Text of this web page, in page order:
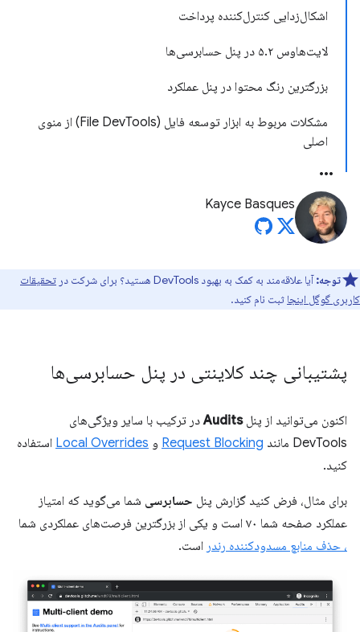
اشکال‌زدایی کنترل‌کننده پرداخت
لایت‌هاوس ۵.۲ در پنل حسابرسی‌ها
بزرگترین رنگ محتوا در پنل عملکرد
مشکلات مربوط به ابزار توسعه فایل (File DevTools) از منوی
اصلی
Kayce Basques
توجه:آیا علاقه‌مند به کمک به بهبود DevTools هستید؟ برای شرکت در
تحقیقات
کاربری گوگل اینجا ثبت نام کنید.
پشتیبانی چند کلاینتی در پنل حسابرسی‌ها
اکنون می‌توانید از پنلAuditsدر ترکیب با سایر ویژگی‌های
DevTools مانند
Request Blocking و Local Overrides استفاده
کنید.
برای مثال، فرض کنید گزارش پنل حسابرسی شما می‌گوید که امتیاز
عملکرد صفحه شما ۷۰ است و یکی از بزرگترین فرصت‌های عملکردی شما
، حذف منابع مسدودکننده رندر است.